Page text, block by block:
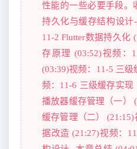
性能的一些必要手段。
持久化与缓存结构设计
11-2 Flutter数据持久化
存原理 (03:52)视频：
(03:39)视频：11-5 三
频：11-6 三级缓存实现
播放器缓存管理（一）
缓存管理（二）
据改造 (21:27)视频：